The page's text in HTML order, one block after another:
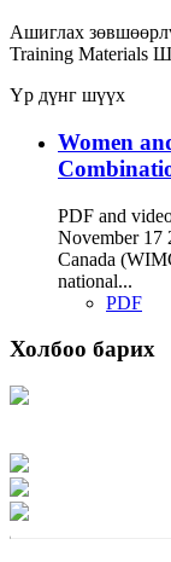
Ашиглах
Training Materials
Үр дүнг шүүх
Women
PDF and
November 17
Canada
national...
PDF
Холбоо барих